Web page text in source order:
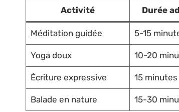
Activité Durée
Méditation guidée 5-15
Yoga doux 10-20
Écriture expressive 15 minutes
Balade en nature 15-30